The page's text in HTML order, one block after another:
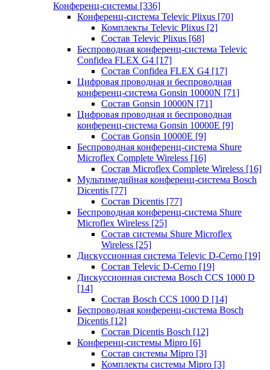
Конференц-системы [336]
Конференц-система Televic Plixus [70]
Комплекты Televic Plixus [2]
Состав Televic Plixus [68]
Беспроводная конференц-система Televic
Confidea FLEX G4 [17]
Состав Confidea FLEX G4 [17]
Цифровая проводная и беспроводная
конференц-система Gonsin 10000N [71]
Состав Gonsin 10000N [71]
Цифровая проводная и беспроводная
конференц-система Gonsin 10000E [9]
Состав Gonsin 10000E [9]
Беспроводная конференц-система Shure
Microflex Complete Wireless [16]
Состав Microflex Complete Wireless [16]
Мультимедийная конференц-система Bosch
Dicentis [77]
Состав Dicentis [77]
Беспроводная конференц-система Shure
Microflex Wireless [25]
Состав системы Shure Microflex
Wireless [25]
Дискуссионная система Televic D-Cerno [19]
Состав Televic D-Cerno [19]
Дискуссионная система Bosch CCS 1000 D
[14]
Состав Bosch CCS 1000 D [14]
Беспроводная конференц-система Bosch
Dicentis [12]
Состав Dicentis Bosch [12]
Конференц-системы Mipro [6]
Состав системы Mipro [3]
Комплекты системы Mipro [3]